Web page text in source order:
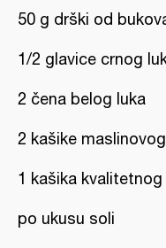
50 g drški od
1/2 glavice crnog
2 čena belog luka
2 kašike
1 kašika
po ukusu soli